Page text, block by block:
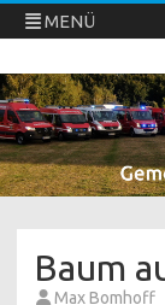
MENÜ
Baum
Max Bomhoff